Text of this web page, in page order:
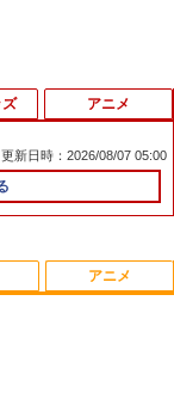
応 親指グリッ
ョイコン対応シ
スイッチ2対応
ー
更新日時：2026/08/07 05:00
ズ
ン CYBER DIM
アニメ
間にか駄目人間
ス|オンライン
エディション
レス コントロー
アニメ
場版モノノ怪